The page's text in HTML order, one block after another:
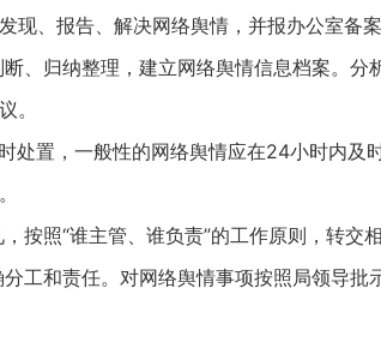
、报告、解决网络舆情，并报办公室备案
、归纳整理，建立网络舆情信息档案。
。
处置，一般性的网络舆情应在24小时内
按照“谁主管、谁负责”的工作原则，转交
工和责任。对网络舆情事项按照局领导批